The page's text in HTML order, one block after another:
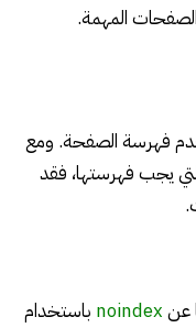
فهرسة الصفحة. ومع
يجب فهرستها، فقد
عن noindex باستخدام